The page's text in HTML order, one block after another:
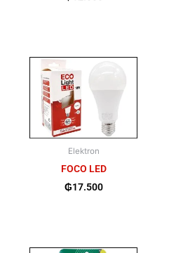
Elektron
FOCO LED
₲17.500